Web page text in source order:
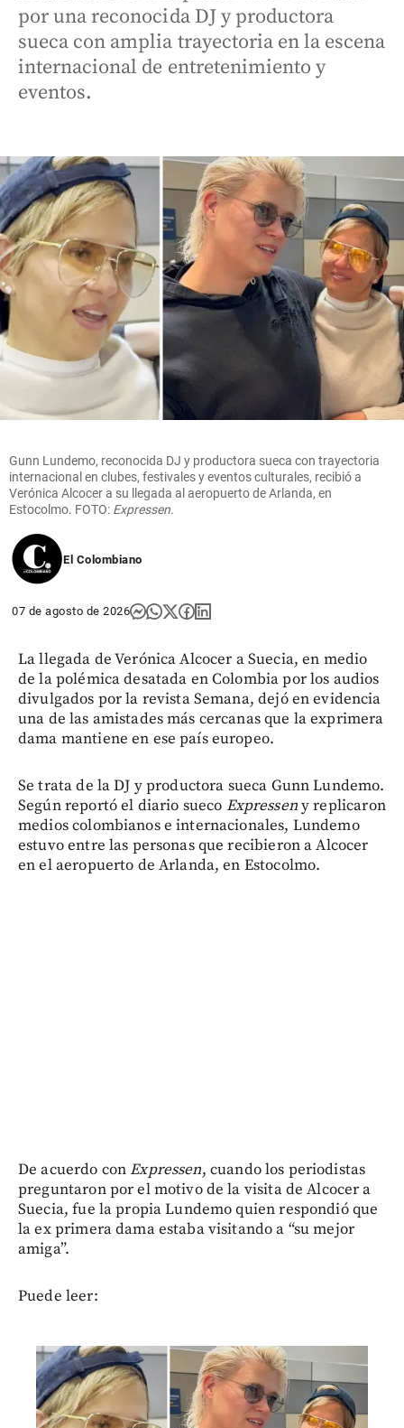
por una reconocida DJ y productora
sueca con amplia trayectoria en la escena
internacional de entretenimiento y
eventos.
Gunn Lundemo, reconocida DJ y productora sueca con trayectoria
internacional en clubes, festivales y eventos culturales, recibió a
Verónica Alcocer a su llegada al aeropuerto de Arlanda, en
Estocolmo. FOTO: Expressen.
El Colombiano
07 de agosto de 2026
La llegada de Verónica Alcocer a Suecia, en medio
de la polémica desatada en Colombia por los audios
divulgados por la revista Semana, dejó en evidencia
una de las amistades más cercanas que la exprimera
dama mantiene en ese país europeo.
Se trata de la DJ y productora sueca Gunn Lundemo.
Según reportó el diario sueco Expresseny replicaron
medios colombianos e internacionales, Lundemo
estuvo entre las personas que recibieron a Alcocer
en el aeropuerto de Arlanda, en Estocolmo.
De acuerdo conExpressen, cuando los periodistas
preguntaron por el motivo de la visita de Alcocer a
Suecia, fue la propia Lundemo quien respondió que
la ex primera dama estaba visitando a “su mejor
amiga”.
Puede leer: